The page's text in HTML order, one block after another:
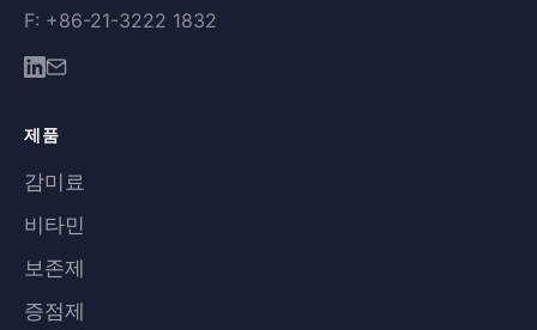
F: +86-21-3222 1832
제품
감미료
비타민
보존제
증점제